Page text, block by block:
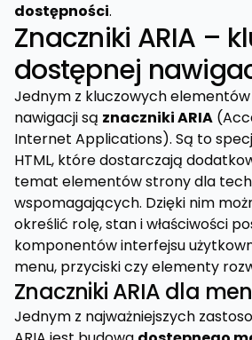
dostępności.
Znaczniki ARIA –
dostępnej
Jednym z kluczowych
nawigacji są znaczniki ARIA
Internet Applications). Są to
HTML, które dostarczają
temat elementów strony dla
wspomagających. Dzięki nim
określić rolę, stan i właściwości
komponentów interfejsu
menu, przyciski czy elementy
Znaczniki ARIA dla
Jednym z najważniejszych